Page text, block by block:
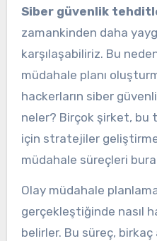
Siber güvenlik
zamankinden daha
karşılaşabiliriz. Bu
müdahale planı
hackerların siber
neler? Birçok şirket, bu
için stratejiler
müdahale süreçleri
Olay müdahale
gerçekleştiğinde nasıl
belirler. Bu süreç,